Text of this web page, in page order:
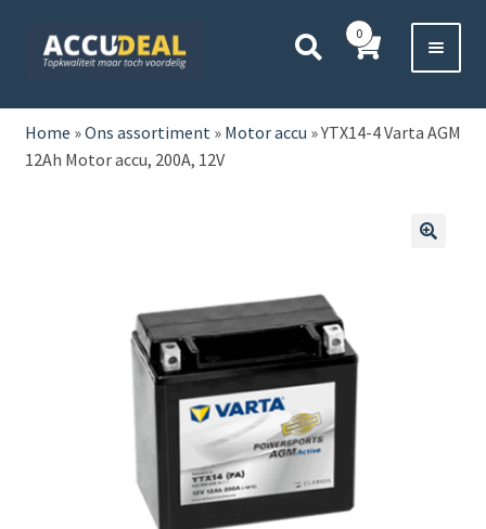
door
naar
direct
naar
HOME
AUTO
LADERS & ACCESSOIRES
Home »Ons assortiment» Motor accu »YTX14-4 Varta AGM
12Ah Motor accu, 200A, 12V
0